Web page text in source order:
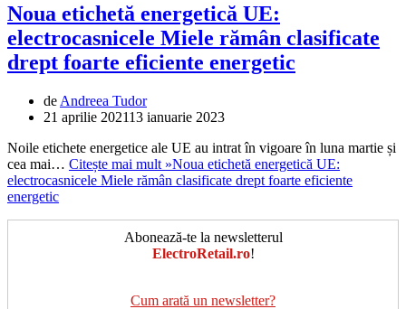
Noua etichetă energetică UE:
electrocasnicele Miele rămân clasificate
drept foarte eficiente energetic
de Andreea Tudor
21 aprilie 202113 ianuarie 2023
Noile etichete energetice ale UE au intrat în vigoare în luna martie și
cea mai… Citește mai mult »Noua etichetă energetică UE:
electrocasnicele Miele rămân clasificate drept foarte eficiente
energetic
Abonează-te la newsletterul
ElectroRetail.ro!
Cum arată un newsletter?